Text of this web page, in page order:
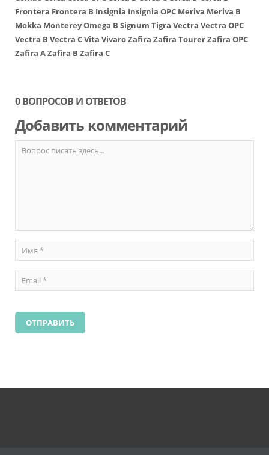
Frontera Frontera B Insignia Insignia OPC Meriva Meriva B
Mokka MontereyOmega B Signum Tigra Vectra Vectra OPC
Vectra B Vectra CVita VivaroZafira Zafira TourerZafira OPC
Zafira AZafira B Zafira C
0 ВОПРОСОВ И ОТВЕТОВ
Добавить комментарий